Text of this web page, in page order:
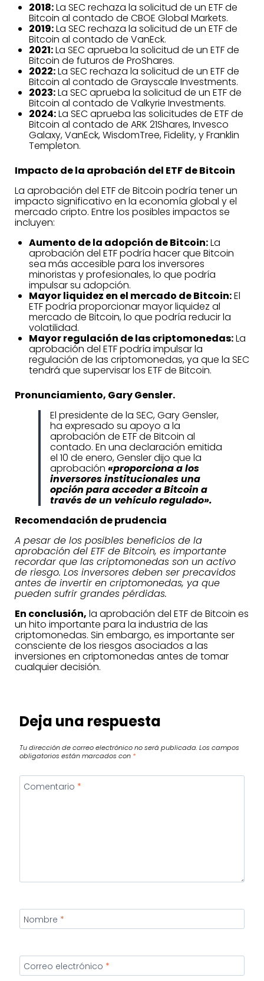
2018:La SEC rechaza la solicitud de un ETF de
Bitcoin al contado de CBOE Global Markets.
2019:La SEC rechaza la solicitud de un ETF de
Bitcoin al contado de VanEck.
2021:La SEC aprueba la solicitud de un ETF de
Bitcoin de futuros de ProShares.
2022:La SEC rechaza la solicitud de un ETF de
Bitcoin al contado de Grayscale Investments.
2023:La SEC aprueba la solicitud de un ETF de
Bitcoin al contado de Valkyrie Investments.
2024:La SEC aprueba las solicitudes de ETF de
Bitcoin al contado de ARK 21Shares, Invesco
Galaxy, VanEck, WisdomTree, Fidelity, y Franklin
Templeton.
Impacto de la aprobación del ETF de Bitcoin
La aprobación del ETF de Bitcoin podría tener un
impacto significativo en la economía global y el
mercado cripto. Entre los posibles impactos se
incluyen:
Aumento de la adopción de Bitcoin:La
aprobación del ETF podría hacer que Bitcoin
sea más accesible para los inversores
minoristas y profesionales, lo que podría
impulsar su adopción.
Mayor liquidez en el mercado de Bitcoin:El
ETF podría proporcionar mayor liquidez al
mercado de Bitcoin, lo que podría reducir la
volatilidad.
Mayor regulación de las criptomonedas:La
aprobación del ETF podría impulsar la
regulación de las criptomonedas, ya que la SEC
tendrá que supervisar los ETF de Bitcoin.
Pronunciamiento, Gary Gensler.
El presidente de la SEC, Gary Gensler,
ha expresado su apoyo a la
aprobación de ETF de Bitcoin al
contado. En una declaración emitida
el 10 de enero, Gensler dijo que la
aprobación «proporciona a los
inversores institucionales una
opción para acceder a Bitcoin a
través de un vehículo regulado».
Recomendación de prudencia
A pesar de los posibles beneficios de la
aprobación del ETF de Bitcoin, es importante
recordar que las criptomonedas son un activo
de riesgo. Los inversores deben ser precavidos
antes de invertir en criptomonedas, ya que
pueden sufrir grandes pérdidas.
En conclusión, la aprobación del ETF de Bitcoin es
un hito importante para la industria de las
criptomonedas. Sin embargo, es importante ser
consciente de los riesgos asociados a las
inversiones en criptomonedas antes de tomar
cualquier decisión.
Deja una respuesta
Tu dirección de correo electrónico no será publicada. Los campos
obligatorios están marcados con *
Comentario *
Nombre *
Correo electrónico *